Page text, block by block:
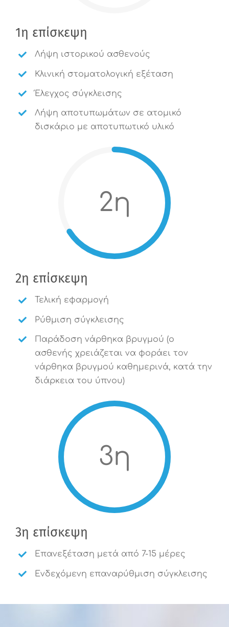
1η επίσκεψη
Λήψη ιστορικού ασθενούς
Κλινική στοματολογική εξέταση
Έλεγχος σύγκλεισης
Λήψη αποτυπωμάτων σε ατομικό
δισκάριο με αποτυπωτικό υλικό
2η
2η επίσκεψη
Τελική εφαρμογή
Ρύθμιση σύγκλεισης
Παράδοση νάρθηκα βρυγμού (ο
ασθενής χρειάζεται να φοράει τον
νάρθηκα βρυγμού καθημερινά, κατά την
διάρκεια του ύπνου)
3η
3η επίσκεψη
Επανεξέταση μετά από 7-15 μέρες
Ενδεχόμενη επαναρύθμιση σύγκλεισης